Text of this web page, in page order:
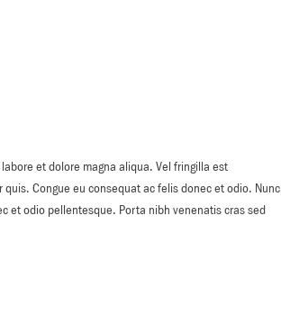
et dolore magna aliqua. Vel fringilla est
Congue eu consequat ac felis donec et odio. Nunc
et odio pellentesque. Porta nibh venenatis cras sed